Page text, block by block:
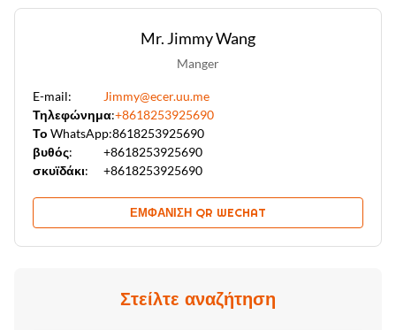
Mr. Jimmy Wang
Manger
E-mail:
Jimmy@ecer.uu.me
Τηλεφώνημα:+8618253925690
Το WhatsApp:8618253925690
βυθός:
+8618253925690
σκυϊδάκι:
+8618253925690
ΕΜΦΆΝΙΣΗ QR WECHAT
Στείλτε αναζήτηση